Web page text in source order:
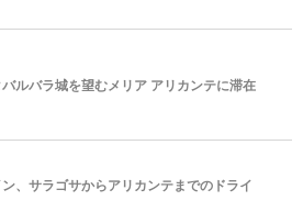
ルバラ城を望むメリア アリカンテに滞在
ン、サラゴサからアリカンテまでのドライ